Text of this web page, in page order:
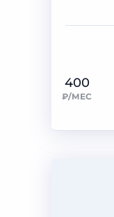
400
₽/МЕС